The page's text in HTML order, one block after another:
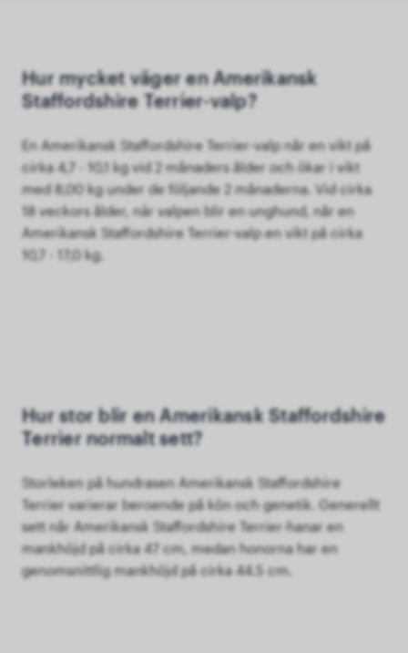
Hur mycket väger en Amerikansk
Staffordshire Terrier-valp?
En Amerikansk Staffordshire Terrier-valp når en vikt på
cirka 4,7 - 10,1 kg vid 2 månaders ålder och ökar i vikt
med 8,00 kg under de följande 2 månaderna. Vid cirka
18 veckors ålder, när valpen blir en unghund, når en
Amerikansk Staffordshire Terrier-valp en vikt på cirka
10,7 - 17,0 kg.
Hur stor blir en Amerikansk Staffordshire
Terrier normalt sett?
Storleken på hundrasen Amerikansk Staffordshire
Terrier varierar beroende på kön och genetik. Generellt
sett når Amerikansk Staffordshire Terrier-hanar en
mankhöjd på cirka 47 cm, medan honorna har en
genomsnittlig mankhöjd på cirka 44.5 cm.